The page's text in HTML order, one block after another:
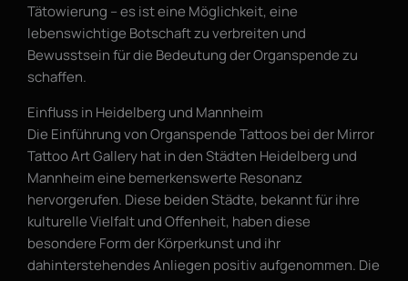
Tätowierung – es ist eine Möglichkeit, eine
lebenswichtige Botschaft zu verbreiten und
Bewusstsein für die Bedeutung der Organspende zu
schaffen.
Einfluss in Heidelberg und Mannheim
Die Einführung von Organspende Tattoos bei der Mirror
Tattoo Art Gallery hat in den Städten Heidelberg und
Mannheim eine bemerkenswerte Resonanz
hervorgerufen. Diese beiden Städte, bekannt für ihre
kulturelle Vielfalt und Offenheit, haben diese
besondere Form der Körperkunst und ihr
dahinterstehendes Anliegen positiv aufgenommen. Die